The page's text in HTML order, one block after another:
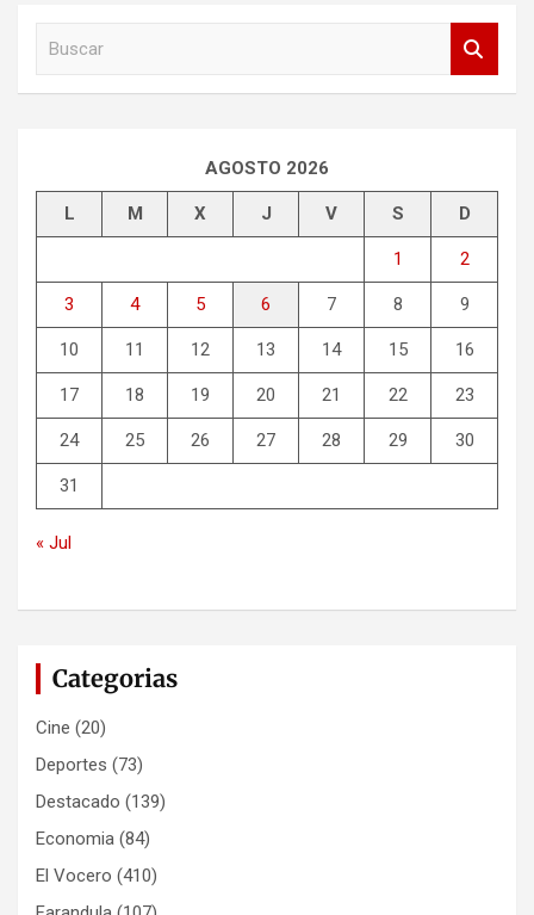
AGOSTO 2026
L M X J V S D
1 2
3 4 5 6 7 8 9
10 11 12 13 14 15 16
17 18 19 20 21 22 23
24 25 26 27 28 29 30
31
« Jul
Categorias
Cine (20)
Deportes (73)
Destacado (139)
Economia (84)
El Vocero (410)